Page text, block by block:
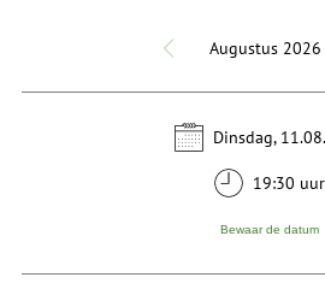
Augustus 2026
Dinsdag,
19:30 uur
Bewaar de datum